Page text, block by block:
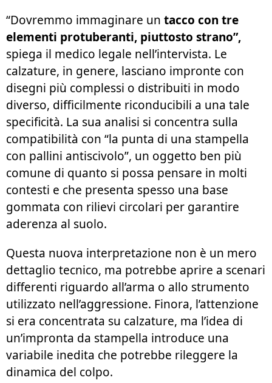
“Dovremmo immaginare un tacco con tre
elementi protuberanti, piuttosto strano”,
spiega il medico legale nell’intervista. Le
calzature, in genere, lasciano impronte con
disegni più complessi o distribuiti in modo
diverso, difficilmente riconducibili a una tale
specificità. La sua analisi si concentra sulla
compatibilità con “la punta di una stampella
con pallini antiscivolo”, un oggetto ben più
comune di quanto si possa pensare in molti
contesti e che presenta spesso una base
gommata con rilievi circolari per garantire
aderenza al suolo.
Questa nuova interpretazione non è un mero
dettaglio tecnico, ma potrebbe aprire a scenari
differenti riguardo all’arma o allo strumento
utilizzato nell’aggressione. Finora, l’attenzione
si era concentrata su calzature, ma l’idea di
un’impronta da stampella introduce una
variabile inedita che potrebbe rileggere la
dinamica del colpo.